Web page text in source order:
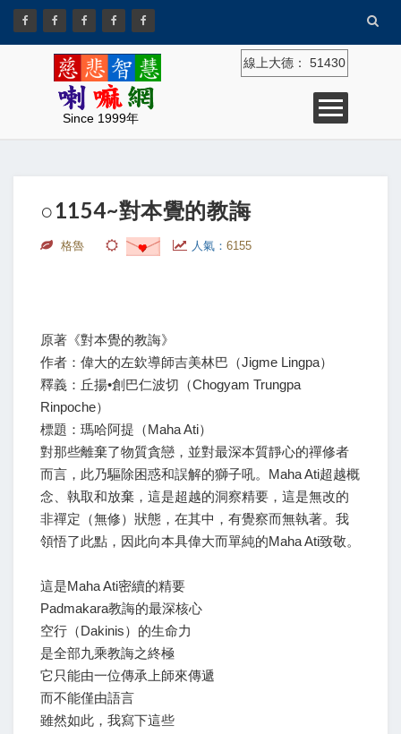
Since 1999年
線上大德： 51430
○1154~對本覺的教誨
格魯 人氣： 6155
原著《對本覺的教誨》
作者：偉大的左欽導師吉美林巴（Jigme Lingpa）
釋義：丘揚•創巴仁波切（Chogyam Trungpa
Rinpoche）
標題：瑪哈阿提（Maha Ati）
對那些離棄了物質貪戀，並對最深本質靜心的禪修者
而言，此乃驅除困惑和誤解的獅子吼。Maha Ati超越概
念、執取和放棄，這是超越的洞察精要，這是無改的
非禪定（無修）狀態，在其中，有覺察而無執著。我
領悟了此點，因此向本具偉大而單純的Maha Ati致敬。
這是Maha Ati密續的精要
Padmakara教誨的最深核心
空行（dakinis）的生命力
是全部九乘教誨之終極
它只能由一位傳承上師來傳遞
而不能僅由語言
雖然如此，我寫下這些